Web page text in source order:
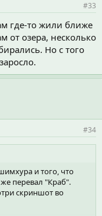
#33
где-то жили ближе
от озера, несколько
Но с того
#34
и того, что
же перевал "Краб".
скриншот во